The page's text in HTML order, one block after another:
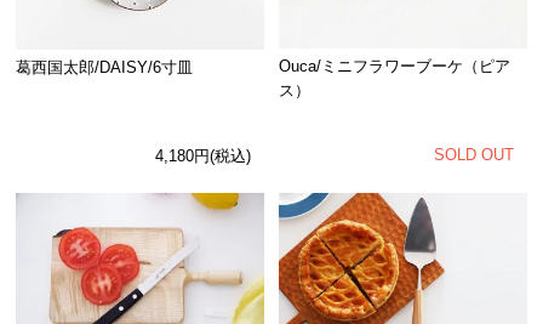
葛西国太郎/DAISY/6寸皿
4,180円(税込)
Ouca/ミニフラワーブーケ（ピア
ス）
SOLD OUT